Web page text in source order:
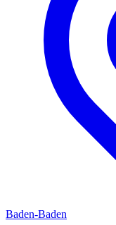
Baden-Baden